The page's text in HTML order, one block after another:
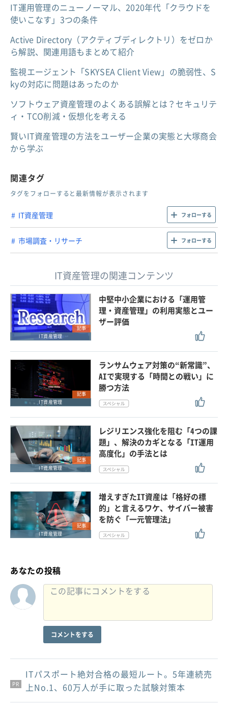
IT運用管理のニューノーマル、2020年代「クラウドを
使いこなす」3つの条件
Active Directory（アクティブディレクトリ）をゼロか
ら解説、関連用語もまとめて紹介
監視エージェント「SKYSEA Client View」の脆弱性、S
kyの対応に問題はあったのか
ソフトウェア資産管理のよくある誤解とは？セキュリテ
ィ・TCO削減・仮想化を考える
賢いIT資産管理の方法をユーザー企業の実態と大塚商会
から学ぶ
関連タグ
タグをフォローすると最新情報が表示されます
IT資産管理 フォローする
市場調査・リサーチ フォローする
IT資産管理の関連コンテンツ
記事
IT資産管理
中堅中小企業における「運用管
理・資産管理」の利用実態とユー
ザー評価
記事
IT資産管理
ランサムウェア対策の“新常識”、
AIで実現する「時間との戦い」に
勝つ方法
記事
IT資産管理
レジリエンス強化を阻む「4つの課
題」、解決のカギとなる「IT運用
高度化」の手法とは
記事
IT資産管理
増えすぎたIT資産は「格好の標
的」と言えるワケ、サイバー被害
を防ぐ「一元管理法」
あなたの投稿
コメントをする
PR
PR
PR
ITパスポート絶対合格の最短ルート。5年連続売
上No.1、60万人が手に取った試験対策本